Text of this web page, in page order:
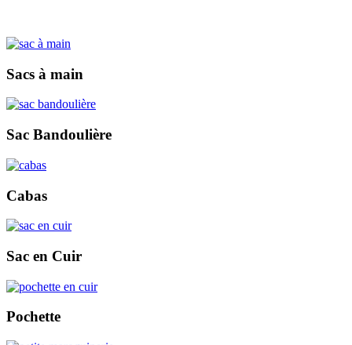
Sacs à main
Sac Bandoulière
Cabas
Sac en Cuir
Pochette